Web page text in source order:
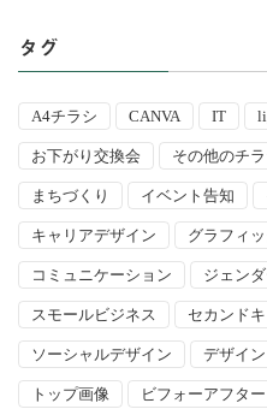
タグ
A4チラシ CANVA IT
お下がり交換会 その他のチ
まちづくり イベント告知
キャリアデザイン グラフィ
コミュニケーション ジェン
スモールビジネス セカンド
ソーシャルデザイン デザイ
トップ画像 ビフォーアフター